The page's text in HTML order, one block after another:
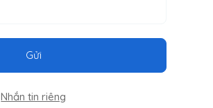
Gửi
Nhắn tin riêng